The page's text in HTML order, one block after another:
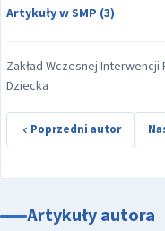
Artykuły w SMP (3)
Zakład Wczesnej
Dziecka
Poprzedni autor
Artykuły autora